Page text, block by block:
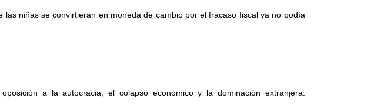
niñas se convirtieran en moneda de cambio por el fracaso fiscal ya no podía
a la autocracia, el colapso económico y la dominación extranjera.